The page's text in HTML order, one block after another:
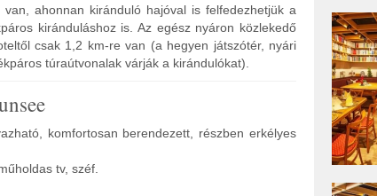
ahonnan kiránduló hajóval is felfedezhetjük a
kiránduláshoz is. Az egész nyáron közlekedő
csak 1,2 km-re van (a hegyen játszótér, nyári
túraútvonalak várják a kirándulókat).
komfortosan berendezett, részben erkélyes
tv, széf.